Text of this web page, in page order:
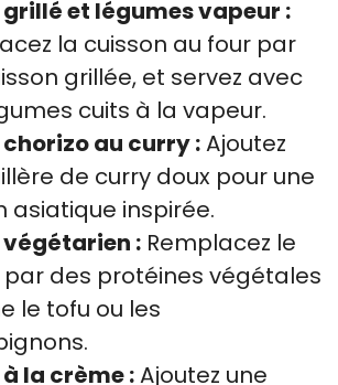
grillé et légumes vapeur :
la cuisson au four par
grillée, et servez avec
cuits à la vapeur.
au curry :Ajoutez
de curry doux pour une
asiatique inspirée.
végétarien : Remplacez le
des protéines végétales
le tofu ou les
la crème :Ajoutez une